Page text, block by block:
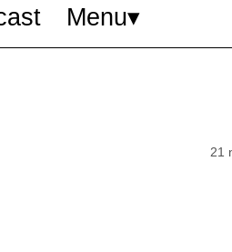
Menu
21